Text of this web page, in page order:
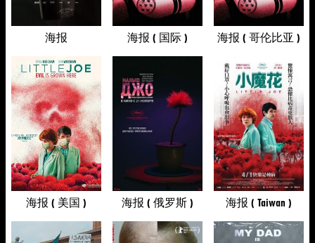
海报 海报 ( 国际 ) 海报 ( 哥伦比亚 )
海报 ( 美国 ) 海报 ( 俄罗斯 ) 海报 ( Taiwan )